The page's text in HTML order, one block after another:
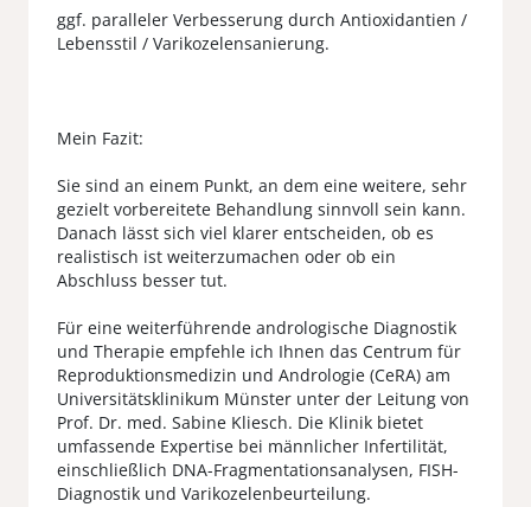
ggf. paralleler Verbesserung durch Antioxidantien /
Lebensstil / Varikozelensanierung.
Mein Fazit:
Sie sind an einem Punkt, an dem eine weitere, sehr
gezielt vorbereitete Behandlung sinnvoll sein kann.
Danach lässt sich viel klarer entscheiden, ob es
realistisch ist weiterzumachen oder ob ein
Abschluss besser tut.
Für eine weiterführende andrologische Diagnostik
und Therapie empfehle ich Ihnen das Centrum für
Reproduktionsmedizin und Andrologie (CeRA) am
Universitätsklinikum Münster unter der Leitung von
Prof. Dr. med. Sabine Kliesch. Die Klinik bietet
umfassende Expertise bei männlicher Infertilität,
einschließlich DNA-Fragmentationsanalysen, FISH-
Diagnostik und Varikozelenbeurteilung.